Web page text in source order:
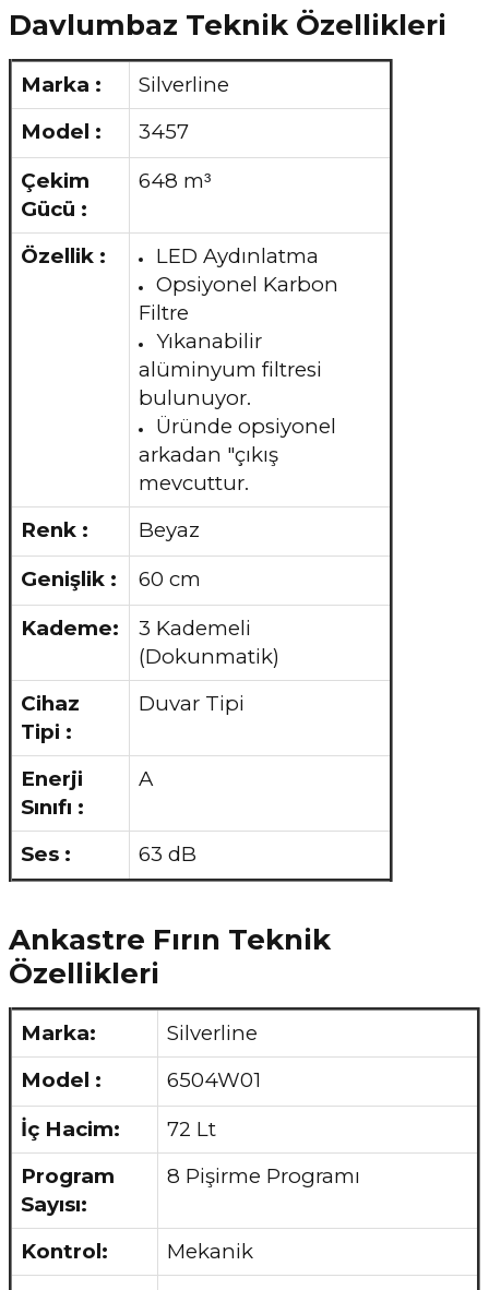
Davlumbaz Teknik Özellikleri
Marka :
Silverline
Model :
3457
Çekim
Gücü :
648 m³
Özellik :
LED Aydınlatma
Opsiyonel Karbon
Filtre
Yıkanabilir
alüminyum filtresi
bulunuyor.
Üründe opsiyonel
arkadan "çıkış
mevcuttur.
Renk :
Beyaz
Genişlik :
60 cm
Kademe:
3 Kademeli
(Dokunmatik)
Cihaz
Tipi :
Duvar Tipi
Enerji
Sınıfı :
A
Ses : 63 dB
Ankastre Fırın Teknik
Özellikleri
Marka:
Silverline
Model :
6504W01
İç Hacim:
72 Lt
Program
Sayısı:
8 Pişirme Programı
Kontrol:
Mekanik